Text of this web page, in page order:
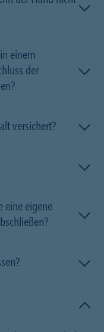
einem
der
versichert?
eine eigene